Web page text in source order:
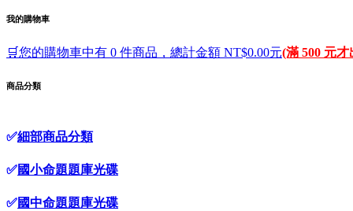
我的購物車
🛒您的購物車中有 0 件商品，總計金額 NT$0.00元(滿 500 元才
商品分類
✅細部商品分類
✅國小命題題庫光碟
✅國中命題題庫光碟